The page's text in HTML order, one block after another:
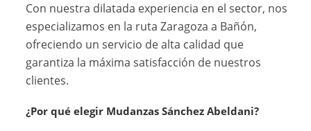
Con nuestra dilatada experiencia en el sector, nos
especializamos en la ruta Zaragoza a Bañón,
ofreciendo un servicio de alta calidad que
garantiza la máxima satisfacción de nuestros
clientes.
¿Por qué elegir Mudanzas Sánchez Abeldani?